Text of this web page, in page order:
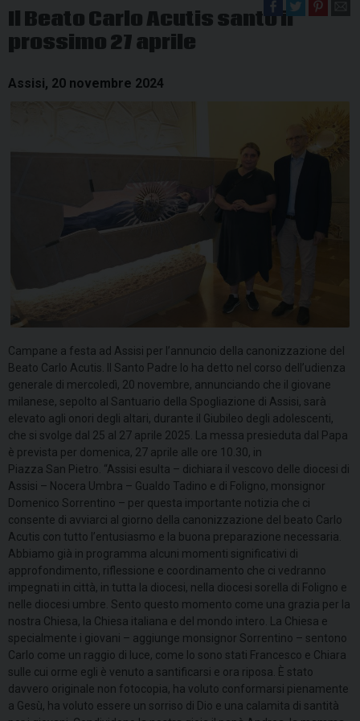
Il Beato Carlo Acutis santo il
prossimo 27 aprile
Assisi, 20 novembre 2024
Campane a festa ad Assisi per l’annuncio della canonizzazione del
Beato Carlo Acutis. Il Santo Padre lo ha detto nel corso dell’udienza
generale di mercoledì, 20 novembre, annunciando che il giovane
milanese, sepolto al Santuario della Spogliazione di Assisi, sarà
elevato agli onori degli altari, durante il Giubileo degli adolescenti,
che si svolge dal 25 al 27 aprile 2025. La messa presieduta dal Papa
è prevista per domenica, 27 aprile alle ore 10.30, in
Piazza San Pietro. “Assisi esulta – dichiara il vescovo delle diocesi di
Assisi – Nocera Umbra – Gualdo Tadino e di Foligno, monsignor
Domenico Sorrentino – per questa importante notizia che ci
consente di avviarci al giorno della canonizzazione del beato Carlo
Acutis con tutto l’entusiasmo e la buona preparazione necessaria.
Abbiamo già in programma alcuni momenti significativi di
approfondimento, riflessione e coordinamento che ci vedranno
impegnati in città, in tutta la diocesi, nella diocesi sorella di Foligno e
nelle diocesi umbre. Sento questo momento come una grazia per la
nostra Chiesa, la Chiesa italiana e del mondo intero. La Chiesa e
specialmente i giovani – aggiunge monsignor Sorrentino – sentono
Carlo come un raggio di luce, come lo sono stati Francesco e Chiara
sulle cui orme egli è venuto a santificarsi e ora riposa. È stato
davvero originale non fotocopia, ha voluto conformarsi pienamente
a Gesù, ha voluto essere un sorriso di Dio e una calamita di santità